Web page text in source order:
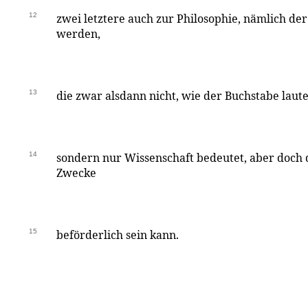
12
zwei letztere auch zur Philosophie, nämlich
werden,
13 die zwar alsdann nicht, wie der Buchstabe
14
sondern nur Wissenschaft bedeutet, aber
Zwecke
15 beförderlich sein kann.